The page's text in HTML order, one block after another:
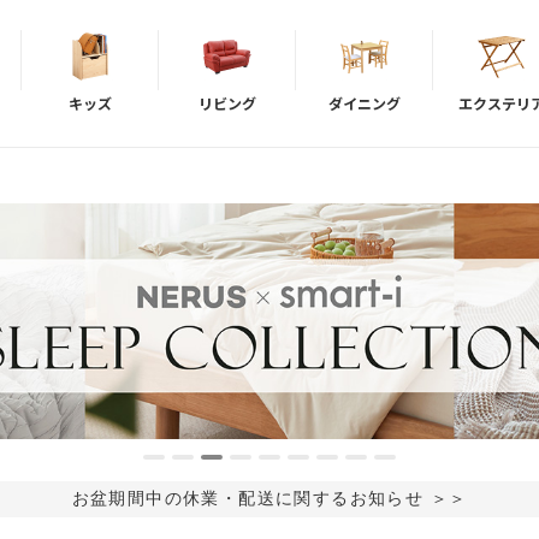
キッズ リビング ダイニング エクステリ
お盆期間中の休業・配送に関するお知らせ ＞＞